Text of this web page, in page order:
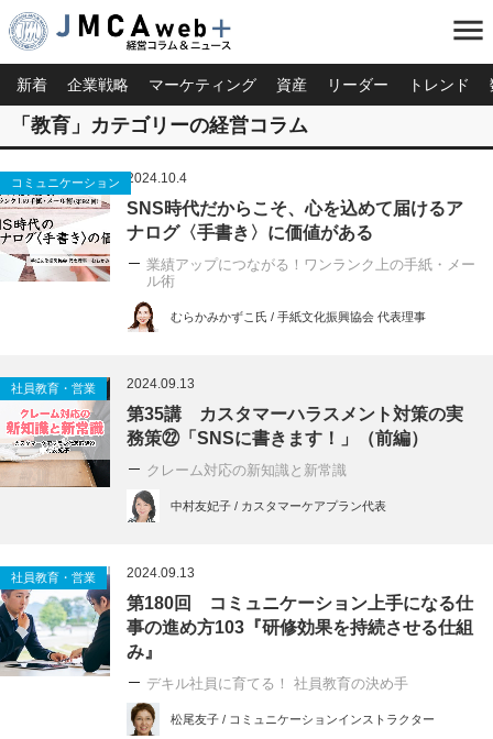
menu
新着 企業戦略 マーケティング 資産 リーダー トレンド
「教育」カテゴリーの経営コラム
コミュニケーション 2024.10.4
SNS時代だからこそ、心を込めて届けるア
ナログ〈手書き〉に価値がある
業績アップにつながる！ワンランク上の手紙・メー
ル術
むらかみかずこ氏 / 手紙文化振興協会 代表理事
社員教育・営業 2024.09.13
第35講 カスタマーハラスメント対策の実
務策㉒「SNSに書きます！」（前編）
クレーム対応の新知識と新常識
中村友妃子 / カスタマーケアプラン代表
社員教育・営業 2024.09.13
第180回 コミュニケーション上手になる仕
事の進め方103『研修効果を持続させる仕組
み』
デキル社員に育てる！ 社員教育の決め手
松尾友子 / コミュニケーションインストラクター